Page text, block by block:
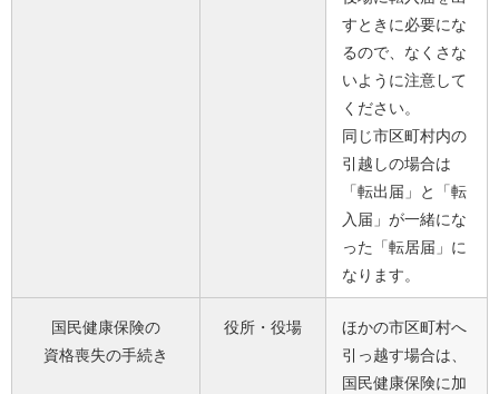
すときに必要にな
るので、なくさな
いように注意して
ください。
同じ市区町村内の
引越しの場合は
「転出届」と「転
入届」が一緒にな
った「転居届」に
なります。
国民健康保険の
資格喪失の手続き
役所・役場
ほかの市区町村へ
引っ越す場合は、
国民健康保険に加